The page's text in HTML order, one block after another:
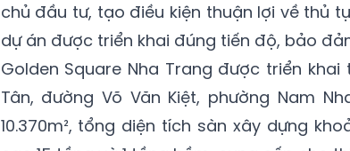
chủ đầu tư, tạo điều kiện thuận lợi về thủ
dự án được triển khai đúng tiến độ, bảo
Golden Square Nha Trang được triển
Tân, đường Võ Văn Kiệt, phường Nam
10.370m², tổng diện tích sàn xây dựng